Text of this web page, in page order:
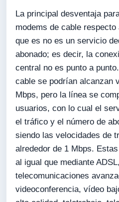
La principal desventaja
modems de cable
que es no es un servicio
abonado; es decir, la
central no es punto a
cable se podrían alcanzan
Mbps, pero la línea se
usuarios, con lo cual el
el tráfico y el número de
siendo las velocidades de
alrededor de 1 Mbps.
al igual que mediante
telecomunicaciones
videoconferencia, vídeo